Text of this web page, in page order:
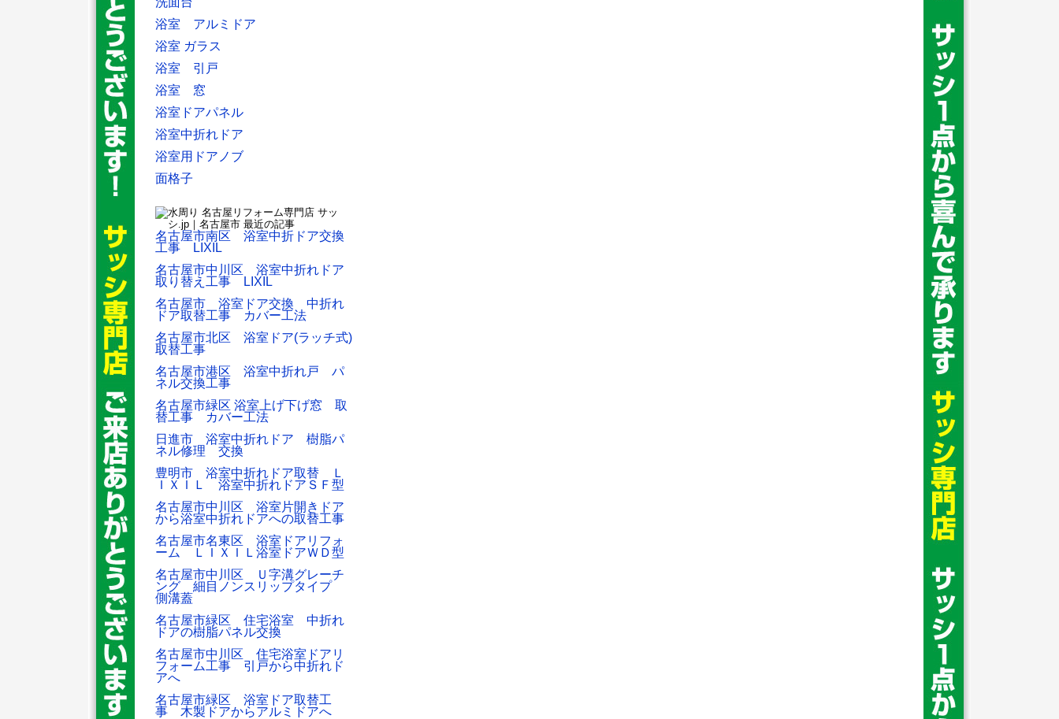
浴室 アルミドア
浴室 ガラス
浴室 引戸
浴室 窓
浴室ドアパネル
浴室中折れドア
浴室用ドアノブ
面格子
名古屋市南区 浴室中折ドア交換
工事 LIXIL
名古屋市中川区 浴室中折れドア
取り替え工事 LIXIL
名古屋市 浴室ドア交換 中折れ
ドア取替工事 カバー工法
名古屋市北区 浴室ドア(ラッチ式)
取替工事
名古屋市港区 浴室中折れ戸 パ
ネル交換工事
名古屋市緑区 浴室上げ下げ窓 取
替工事 カバー工法
日進市 浴室中折れドア 樹脂パ
ネル修理 交換
豊明市 浴室中折れドア取替 Ｌ
ＩＸＩＬ 浴室中折れドアＳＦ型
名古屋市中川区 浴室片開きドア
から浴室中折れドアへの取替工事
名古屋市名東区 浴室ドアリフォ
ーム ＬＩＸＩＬ浴室ドアＷＤ型
名古屋市中川区 Ｕ字溝グレーチ
ング 細目ノンスリップタイプ
側溝蓋
名古屋市緑区 住宅浴室 中折れ
ドアの樹脂パネル交換
名古屋市中川区 住宅浴室ドアリ
フォーム工事 引戸から中折れド
アへ
名古屋市緑区 浴室ドア取替工
事 木製ドアからアルミドアへ